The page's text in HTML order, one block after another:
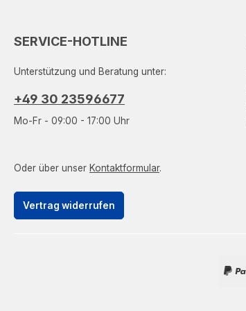
SERVICE-HOTLINE
Unterstützung und Beratung unter:
+49 30 23596677
Mo-Fr - 09:00 - 17:00 Uhr
Oder über unser Kontaktformular.
Vertrag widerrufen